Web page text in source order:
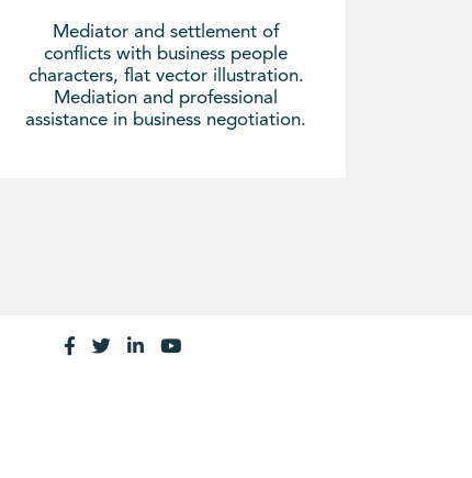
Mediator and settlement of
conflicts with business people
characters, flat vector illustration.
Mediation and professional
assistance in business negotiation.